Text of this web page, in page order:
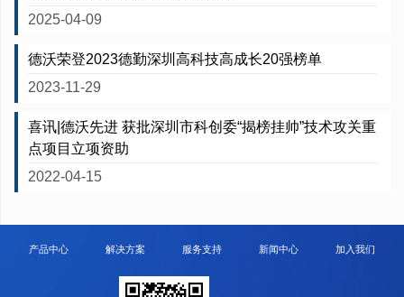
2025-04-09
德沃荣登2023德勤深圳高科技高成长20强榜单
2023-11-29
喜讯|德沃先进 获批深圳市科创委“揭榜挂帅”技术攻关重
点项目立项资助
2022-04-15
产品中心 解决方案 服务支持 新闻中心 加入我们